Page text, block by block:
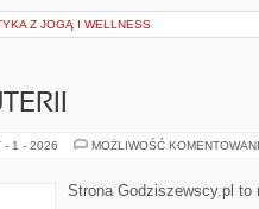
Z JOGĄ I WELLNESS
- 1 - 2026 MOŻLIWOŚĆ
Strona Godziszewscy.pl